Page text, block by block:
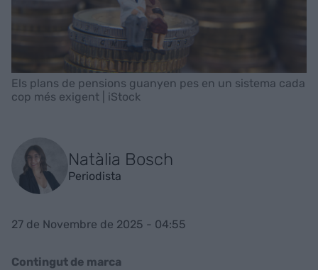
Els plans de pensions guanyen pes en un sistema cada
cop més exigent | iStock
Natàlia Bosch
Periodista
27 de Novembre de 2025 - 04:55
Contingut de marca